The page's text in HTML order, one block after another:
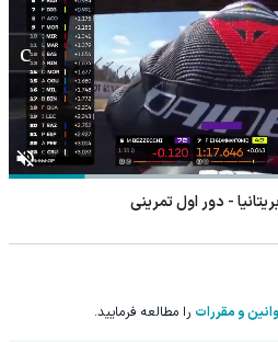
- دور اول تمرینی
و مقررات را مطالعه فرمایید.